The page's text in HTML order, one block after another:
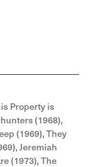
Property is
(1968),
(1969), They
Jeremiah
(1973), The